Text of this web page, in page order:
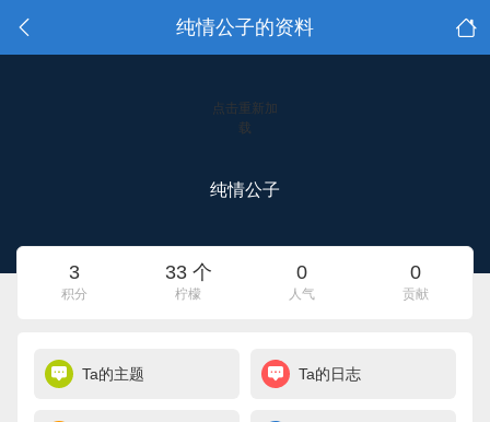
纯情公子的资料
点击重新加
载
纯情公子
3
积分
33 个
柠檬
0
人气
0
贡献
Ta的主题 Ta的日志